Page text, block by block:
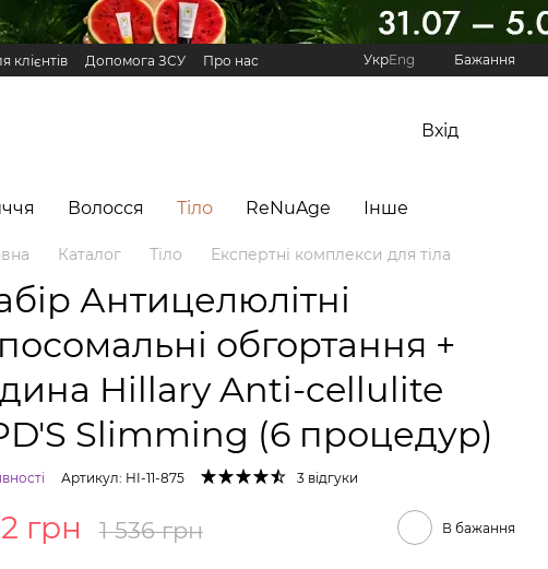
клієнтів Допомога ЗСУ
Про нас
Реферальна програма Hillary
УкрEng Бажання
Вхід
Волосся Тіло ReNuAge Інше
Каталог Тіло Експертні комплекси для тіла
Антицелюлітні
обгортання +
Hillary Anti-cellulite
Slimming (6 процедур)
Артикул: HI-11-875 3 відгуки
грн 1 536 грн В бажання